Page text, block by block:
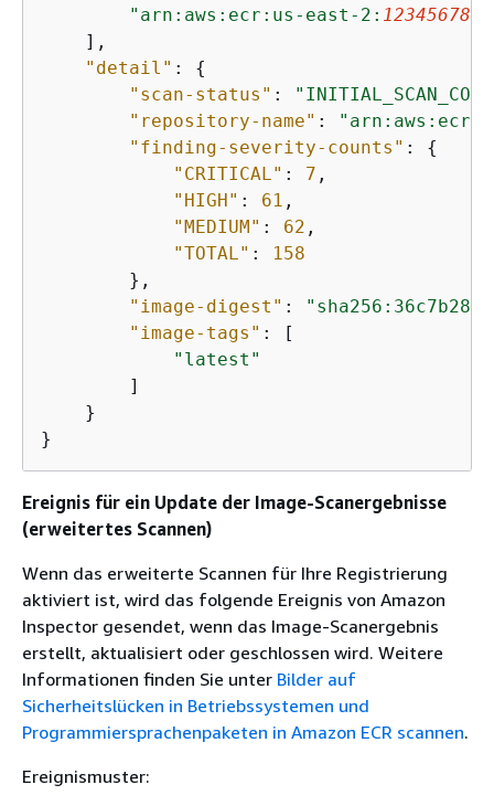
"arn:aws:ecr:us-east-2:
    ],
"detail" : {
"scan-status" :
"repository-name" :
"finding-severity-counts" : {
"CRITICAL" : 7 ,
"HIGH" : 61 ,
"MEDIUM" : 62 ,
"TOTAL" :
158
        },
"image-digest" :
"image-tags" : [
"latest"
        ]
    }
}
Ereignis für ein Update der Image-Scanergebnisse
(erweitertes Scannen)
Wenn das erweiterte Scannen für Ihre Registrierung
aktiviert ist, wird das folgende Ereignis von Amazon
Inspector gesendet, wenn das Image-Scanergebnis
erstellt, aktualisiert oder geschlossen wird. Weitere
Informationen finden Sie unter Bilder auf
Sicherheitslücken in Betriebssystemen und
Programmiersprachenpaketen in Amazon ECR scannen.
Ereignismuster: